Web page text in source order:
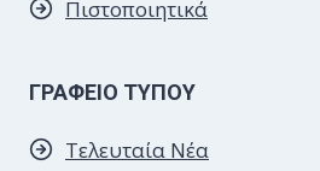
Πιστοποιητικά
ΓΡΑΦΕΙΟ ΤΥΠΟΥ
Τελευταία Νέα